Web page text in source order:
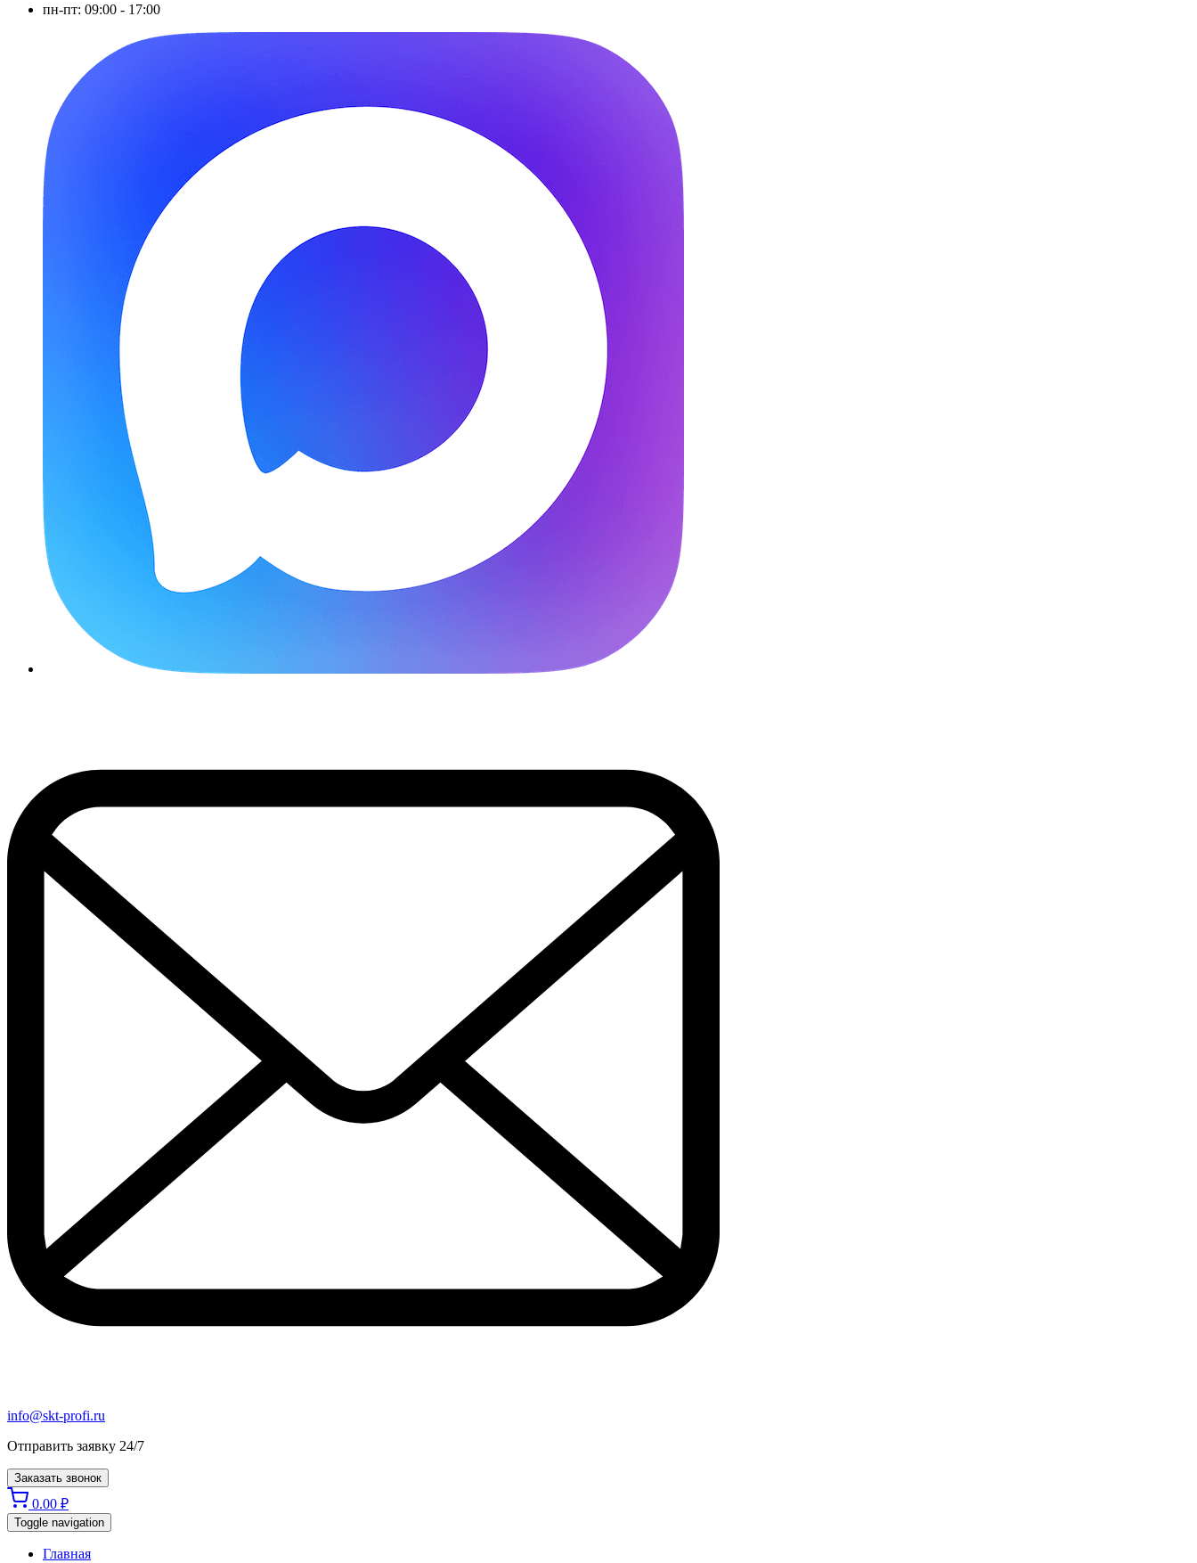
пн-пт: 09:00 - 17:00
info@skt-profi.ru
Отправить заявку 24/7
Заказать звонок
0.00 ₽
Toggle navigation
Главная